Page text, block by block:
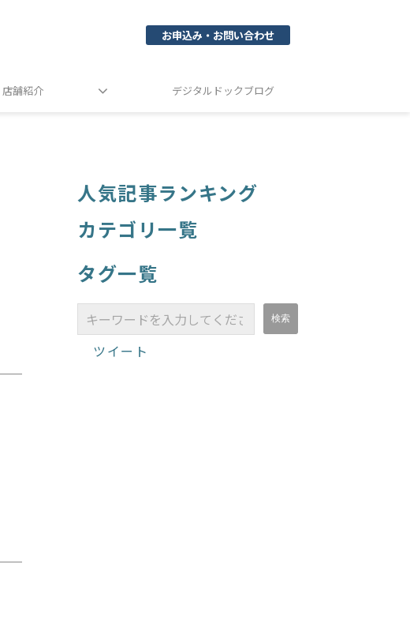
お申込み・お問い合わせ
店舗紹介 デジタルドックブログ
人気記事ランキング
カテゴリ一覧
タグ一覧
ツイート